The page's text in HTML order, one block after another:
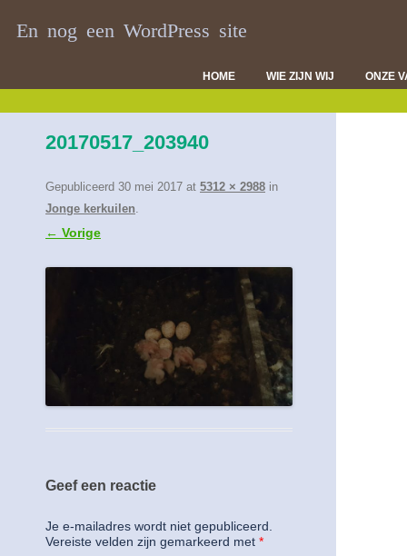
En nog een WordPress site
HOME WIE ZIJN WIJ ONZE
20170517_203940
Gepubliceerd 30 mei 2017 at 5312 × 2988 in
Jonge kerkuilen.
← Vorige
Geef een reactie
Je e-mailadres wordt niet gepubliceerd.
Vereiste velden zijn gemarkeerd met *